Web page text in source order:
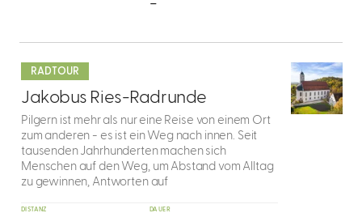
RADTOUR
4
Jakobus Ries-Radrunde
Pilgern ist mehr als nur eine Reise von einem Ort
zum anderen - es ist ein Weg nach innen. Seit
tausenden Jahrhunderten machen sich
Menschen auf den Weg, um Abstand vom Alltag
zu gewinnen, Antworten auf
DISTANZ DAUER
dazu